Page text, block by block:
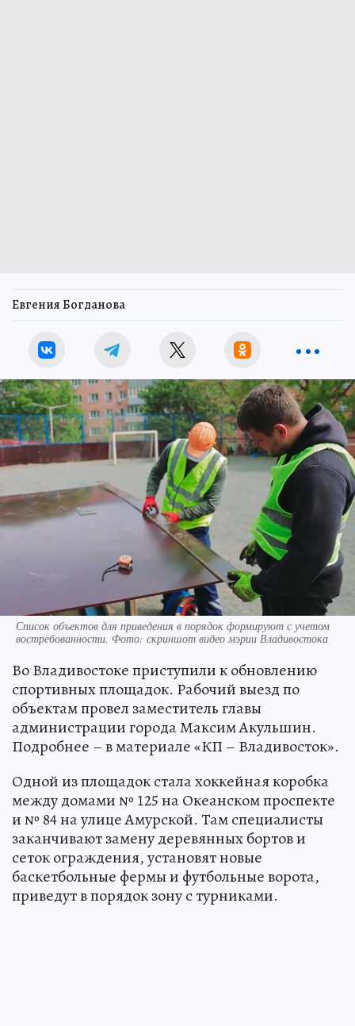
Евгения Богданова
Список объектов для приведения в порядок формируют с учетом
востребованности. Фото: скриншот видео мэрии Владивостока
Во Владивостоке приступили к обновлению
спортивных площадок. Рабочий выезд по
объектам провел заместитель главы
администрации города Максим Акульшин.
Подробнее – в материале «КП – Владивосток».
Одной из площадок стала хоккейная коробка
между домами № 125 на Океанском проспекте
и № 84 на улице Амурской. Там специалисты
заканчивают замену деревянных бортов и
сеток ограждения, установят новые
баскетбольные фермы и футбольные ворота,
приведут в порядок зону с турниками.